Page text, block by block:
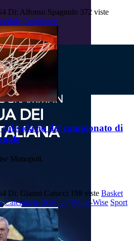
Di: Alfonso Spagnulo 372 viste
Carabinieri
del campionato di
Monopoli.
Di: Gianni Catucci 198 viste Basket
Calendario-2026-27 White-Wise Sport